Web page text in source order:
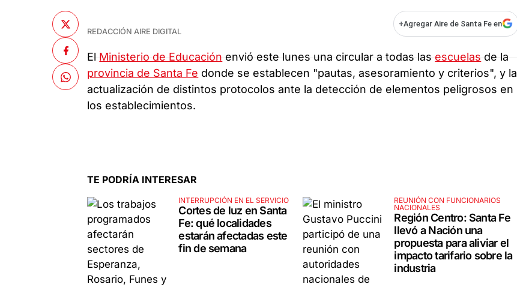
REDACCIÓN AIRE DIGITAL
+Agregar Aire de Santa Fe en
El Ministerio de Educación envió este lunes una circular a todas las escuelas de la
provincia de Santa Fe donde se establecen "pautas, asesoramiento y criterios", y la
actualización de distintos protocolos ante la detección de elementos peligrosos en
los establecimientos.
TE PODRÍA INTERESAR
INTERRUPCIÓN EN EL SERVICIO
Cortes de luz en Santa
Fe: qué localidades
estarán afectadas este
fin de semana
REUNIÓN CON FUNCIONARIOS
NACIONALES
Región Centro: Santa Fe
llevó a Nación una
propuesta para aliviar el
impacto tarifario sobre la
industria